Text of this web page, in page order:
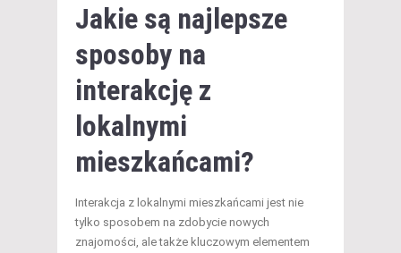
Jakie są najlepsze
sposoby na
interakcję z
lokalnymi
mieszkańcami?
Interakcja z lokalnymi mieszkańcami jest nie
tylko sposobem na zdobycie nowych
znajomości, ale także kluczowym elementem